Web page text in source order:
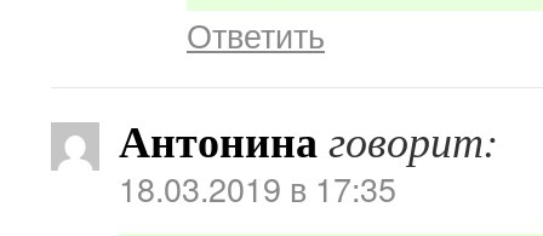
Ответить
Антонинаговорит:
18.03.2019 в 17:35